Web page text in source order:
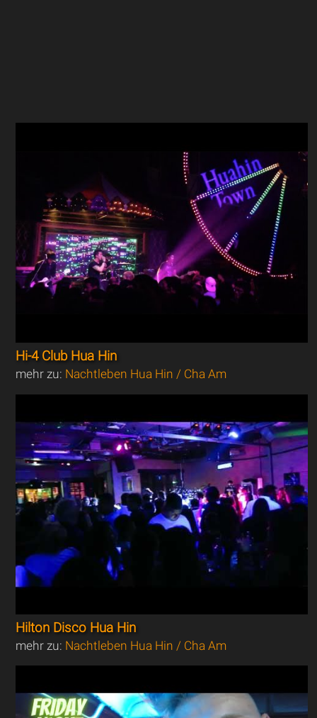
Hi-4 Club Hua Hin
mehr zu: Nachtleben Hua Hin / Cha Am
Hilton Disco Hua Hin
mehr zu: Nachtleben Hua Hin / Cha Am